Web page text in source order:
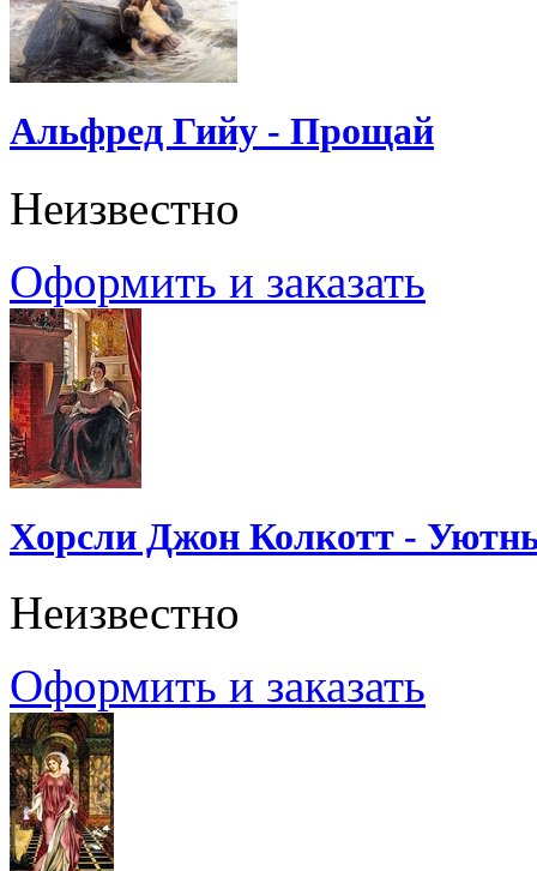
Альфред Гийу - Прощай
Неизвестно
Оформить и заказать
Хорсли Джон Колкотт -
Неизвестно
Оформить и заказать